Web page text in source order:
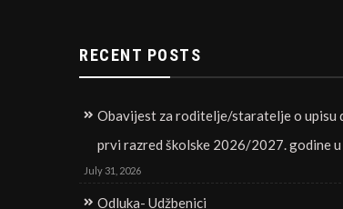
RECENT POSTS
Obavijest za roditelje/staratelje o upisu
prvi razred školske 2026/2027. godine
July 31, 2026
Odluka- Udžbenici